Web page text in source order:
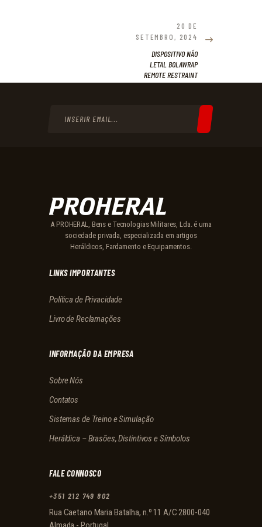
NEXT
POST:
20 DE
SETEMBRO, 2024
DISPOSITIVO NÃO
LETAL BOLAWRAP
REMOTE RESTRAINT
A PROHERAL, Bens e Tecnologias Militares, Lda. é uma
sociedade privada, especializada em artigos
Heráldicos, Fardamento e Equipamentos.
LINKS IMPORTANTES
Política de Privacidade
Livro de Reclamações
INFORMAÇÃO DA EMPRESA
Sobre Nós
Contatos
Sistemas de Treino e Simulação
Heráldica – Brasões, Distintivos e Símbolos
FALE CONNOSCO
+351 212 749 802
Rua Caetano Maria Batalha, n.º 11 A/C 2800-040